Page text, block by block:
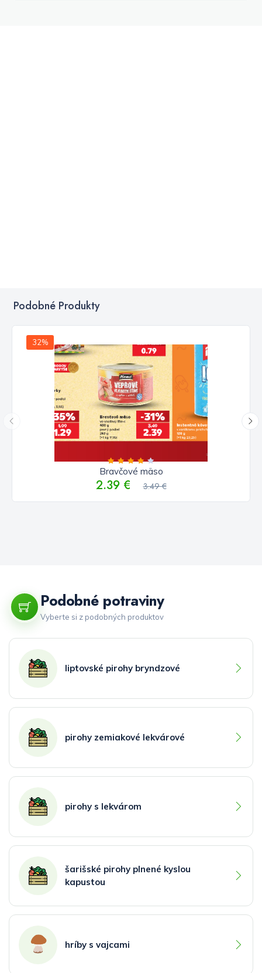
Podobné Produkty
32%
Bravčové mäso
2.39 € 3.49 €
Podobné potraviny
Vyberte si z podobných produktov
liptovské pirohy bryndzové
pirohy zemiakové lekvárové
pirohy s lekvárom
šarišské pirohy plnené kyslou
kapustou
hríby s vajcami